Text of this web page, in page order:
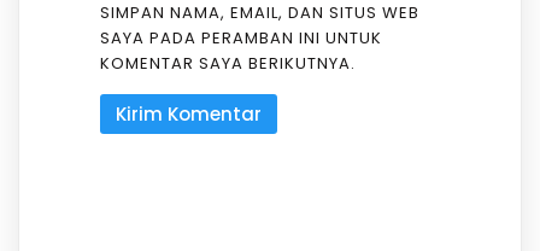
SIMPAN NAMA, EMAIL, DAN SITUS WEB
SAYA PADA PERAMBAN INI UNTUK
KOMENTAR SAYA BERIKUTNYA.